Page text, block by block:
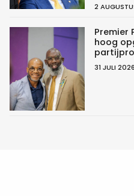
2
Premier
hoog
31 JULI 2026